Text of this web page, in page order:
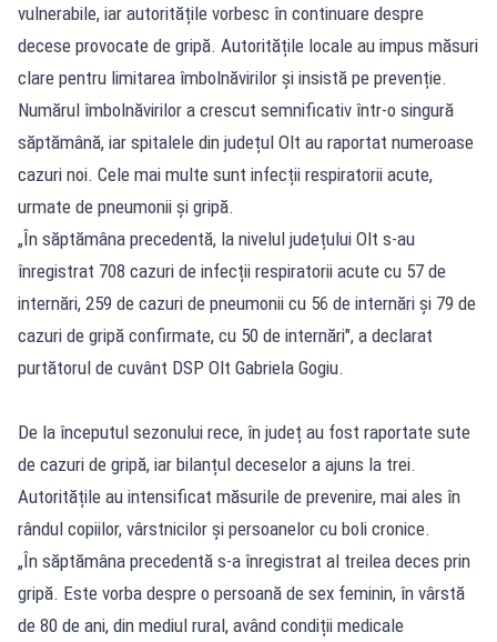
vulnerabile, iar autoritățile vorbesc în continuare despre
decese provocate de gripă. Autoritățile locale au impus măsuri
clare pentru limitarea îmbolnăvirilor și insistă pe prevenție.
Numărul îmbolnăvirilor a crescut semnificativ într-o singură
săptămână, iar spitalele din județul Olt au raportat numeroase
cazuri noi. Cele mai multe sunt infecții respiratorii acute,
urmate de pneumonii și gripă.
„În săptămâna precedentă, la nivelul județului Olt s-au
înregistrat 708 cazuri de infecții respiratorii acute cu 57 de
internări, 259 de cazuri de pneumonii cu 56 de internări și 79 de
cazuri de gripă confirmate, cu 50 de internări", a declarat
purtătorul de cuvânt DSP Olt Gabriela Gogiu.
De la începutul sezonului rece, în județ au fost raportate sute
de cazuri de gripă, iar bilanțul deceselor a ajuns la trei.
Autoritățile au intensificat măsurile de prevenire, mai ales în
rândul copiilor, vârstnicilor și persoanelor cu boli cronice.
„În săptămâna precedentă s-a înregistrat al treilea deces prin
gripă. Este vorba despre o persoană de sex feminin, în vârstă
de 80 de ani, din mediul rural, având condiții medicale